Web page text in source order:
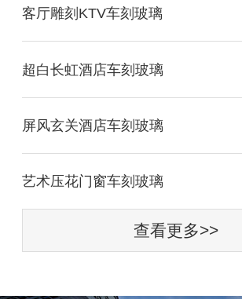
客厅雕刻KTV车刻玻璃
超白长虹酒店车刻玻璃
屏风玄关酒店车刻玻璃
艺术压花门窗车刻玻璃
查看更多>>